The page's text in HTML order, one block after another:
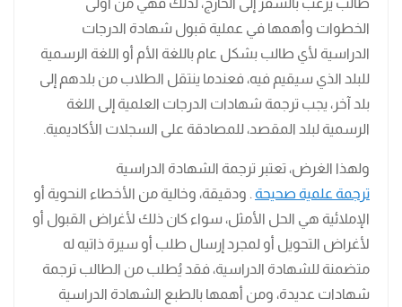
طالب يرغب بالسفر إلى الخارج، لذلك فهي من أولى
الخطوات وأهمها في عملية قبول شهادة الدرجات
الدراسية لأي طالب بشكل عام باللغة الأم أو اللغة الرسمية
للبلد الذي سيقيم فيه، فعندما ينتقل الطلاب من بلدهم إلى
بلد آخر، يجب ترجمة شهادات الدرجات العلمية إلى اللغة
الرسمية لبلد المقصد، للمصادقة على السجلات الأكاديمية.
ولهذا الغرض، تعتبر ترجمة الشهادة الدراسية
ترجمة علمية صحيحة . ودقيقة، وخالية من الأخطاء النحوية أو
الإملائية هي الحل الأمثل، سواء كان ذلك لأغراض القبول أو
لأغراض التحويل أو لمجرد إرسال طلب أو سيرة ذاتيه له
متضمنة للشهادة الدراسية، فقد يُطلب من الطالب ترجمة
شهادات عديدة، ومن أهمها بالطبع الشهادة الدراسية